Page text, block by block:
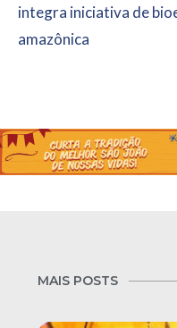
integra iniciativa de
amazônica
MAIS POSTS